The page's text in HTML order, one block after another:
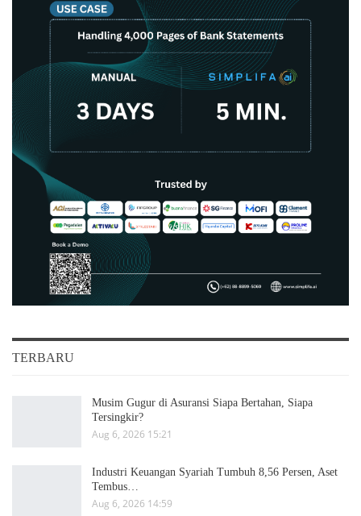
TERBARU
Musim Gugur di Asuransi Siapa Bertahan, Siapa
Tersingkir?
Aug 6, 2026 15:21
Industri Keuangan Syariah Tumbuh 8,56 Persen, Aset
Tembus…
Aug 6, 2026 14:59